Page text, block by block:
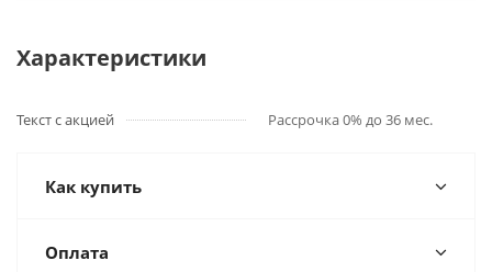
Характеристики
Текст с акцией Рассрочка 0% до 36 мес.
Как купить
Оплата